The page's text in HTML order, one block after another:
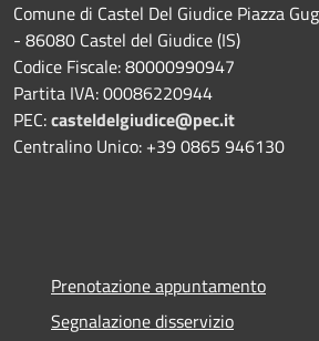
Comune di Castel Del Giudice Piazza
- 86080 Castel del Giudice (IS)
Codice Fiscale: 80000990947
Partita IVA: 00086220944
PEC:casteldelgiudice@pec.it
Centralino Unico: +39 0865 946130
Prenotazione appuntamento
Segnalazione disservizio